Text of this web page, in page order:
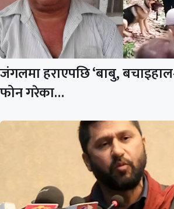
जंगलमा हराएपछि ‘बाबु,
फोन गरेका…